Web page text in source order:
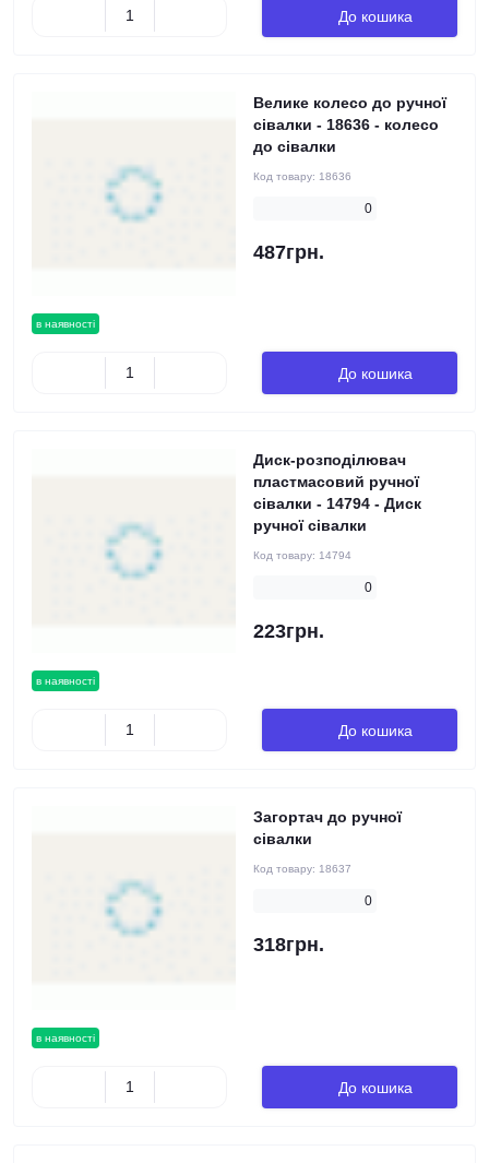
До кошика
в наявності
Велике колесо до ручної
сівалки - 18636 - колесо
до сівалки
Код товару: 18636
0
487грн.
До кошика
в наявності
Диск-розподілювач
пластмасовий ручної
сівалки - 14794 - Диск
ручної сівалки
Код товару: 14794
0
223грн.
До кошика
в наявності
Загортач до ручної
сівалки
Код товару: 18637
0
318грн.
До кошика